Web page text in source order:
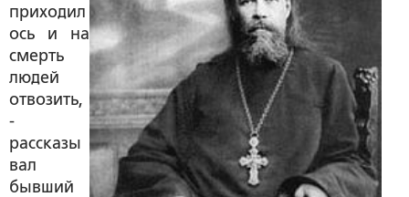
приходил
ось и на
смерть
людей
отвозить,
-
рассказы
вал
бывший